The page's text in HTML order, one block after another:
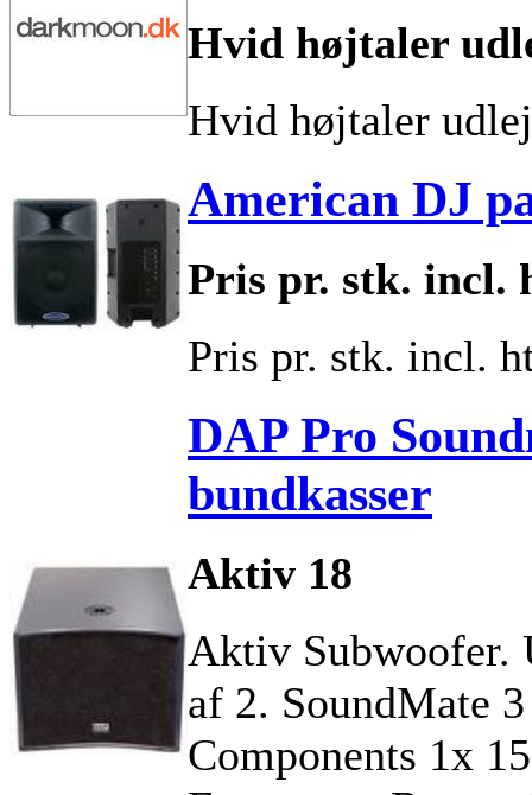
Hvid højtaler
Hvid højtaler
American DJ
Pris pr. stk. incl.
Pris pr. stk. incl.
DAP Pro
bundkasser
Aktiv 18
Aktiv Subwoofer.
af 2. SoundMate
Components 1x